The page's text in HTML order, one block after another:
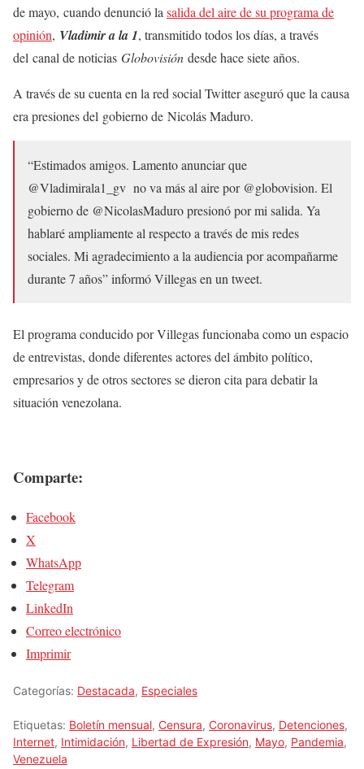
de mayo, cuando denunció la salida del aire de su programa de
opinión, Vladimir a la 1, transmitido todos los días, a través
del canal de noticias Globovisión desde hace siete años.
A través de su cuenta en la red social Twitter aseguró que la causa
era presiones del gobierno de Nicolás Maduro.
“Estimados amigos. Lamento anunciar que
@Vladimirala1_gv no va más al aire por @globovision. El
gobierno de @NicolasMaduro presionó por mi salida. Ya
hablaré ampliamente al respecto a través de mis redes
sociales. Mi agradecimiento a la audiencia por acompañarme
durante 7 años” informó Villegas en un tweet.
El programa conducido por Villegas funcionaba como un espacio
de entrevistas, donde diferentes actores del ámbito político,
empresarios y de otros sectores se dieron cita para debatir la
situación venezolana.
Comparte:
Facebook
X
WhatsApp
Telegram
LinkedIn
Correo electrónico
Imprimir
Categorías: Destacada, Especiales
Etiquetas: Boletín mensual, Censura, Coronavirus, Detenciones,
Internet, Intimidación, Libertad de Expresión, Mayo, Pandemia,
Venezuela